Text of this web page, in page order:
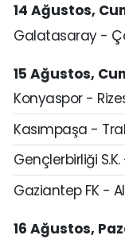
14 Ağustos,
Galatasaray -
15 Ağustos,
Konyaspor -
Kasımpaşa -
Gençlerbirliği
Gaziantep FK -
16 Ağustos,